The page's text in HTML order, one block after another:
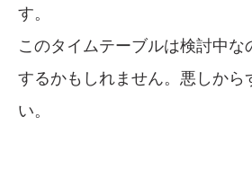
す。
このタイムテーブルは検討中な
するかもしれません。悪しから
い。